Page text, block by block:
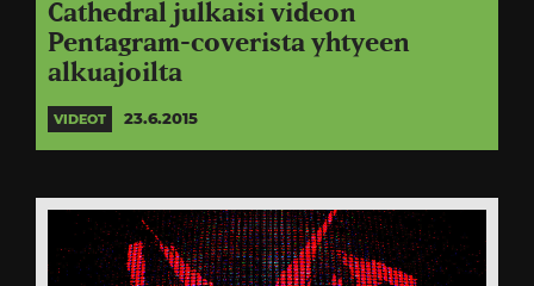
Cathedral julkaisi videon
Pentagram-coverista yhtyeen
alkuajoilta
VIDEOT 23.6.2015